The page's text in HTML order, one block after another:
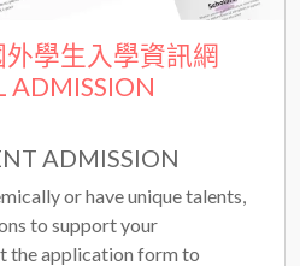
學生入學資訊網
ADMISSION
ADMISSION
or have unique talents,
to support your
the application form to